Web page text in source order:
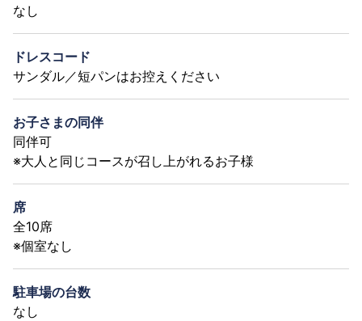
なし
ドレスコード
サンダル／短パンはお控えください
お子さまの同伴
同伴可
※大人と同じコースが召し上がれるお子様
席
全10席
※個室なし
駐車場の台数
なし